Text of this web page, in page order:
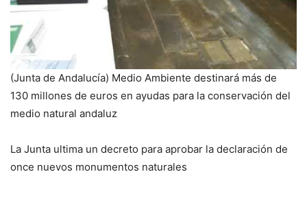
(Junta de Andalucía) Medio Ambiente destinará más de
130 millones de euros en ayudas para la conservación del
medio natural andaluz
La Junta ultima un decreto para aprobar la declaración de
once nuevos monumentos naturales